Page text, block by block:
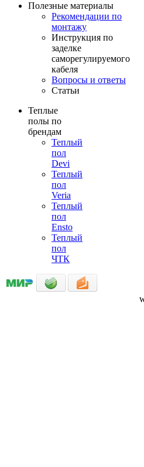
Полезные материалы
Рекомендации по
монтажу
Инструкция по
заделке
саморегулируемого
кабеля
Вопросы и ответы
Статьи
Теплые
полы по
брендам
Теплый
пол
Devi
Теплый
пол
Veria
Теплый
пол
Ensto
Теплый
пол
ЧТК